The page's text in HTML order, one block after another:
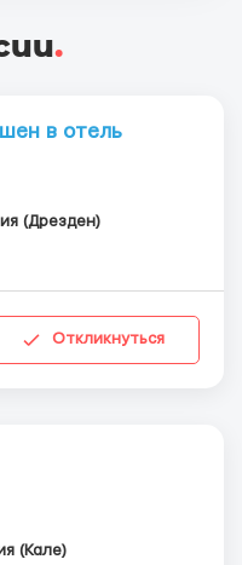
.
в отель
(Дрезден)
Откликнуться
(Кале)